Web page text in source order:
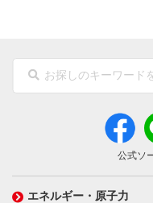
公式ソ
エネルギー・原子力